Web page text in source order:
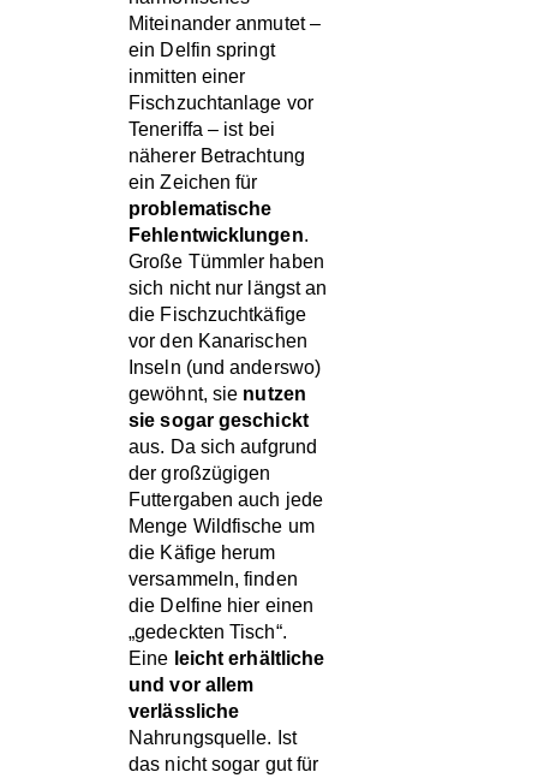
Miteinander anmutet –
ein Delfin springt
inmitten einer
Fischzuchtanlage vor
Teneriffa – ist bei
näherer Betrachtung
ein Zeichen für
problematische
Fehlentwicklungen.
Große Tümmler haben
sich nicht nur längst an
die Fischzuchtkäfige
vor den Kanarischen
Inseln (und anderswo)
gewöhnt, sie nutzen
sie sogar geschickt
aus. Da sich aufgrund
der großzügigen
Futtergaben auch jede
Menge Wildfische um
die Käfige herum
versammeln, finden
die Delfine hier einen
„gedeckten Tisch“.
Eine leicht erhältliche
und vor allem
verlässliche
Nahrungsquelle. Ist
das nicht sogar gut für